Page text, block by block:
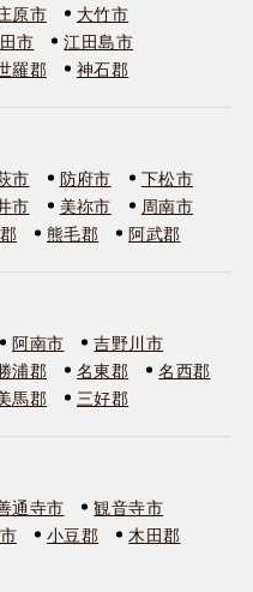
原市
大竹市
市
江田島市
羅郡 神石郡
市 防府市
下松市
市 美祢市
周南市
熊毛郡 阿武郡
阿南市
吉野川市
浦郡 名東郡
名西郡
馬郡 三好郡
通寺市
観音寺市
小豆郡
木田郡